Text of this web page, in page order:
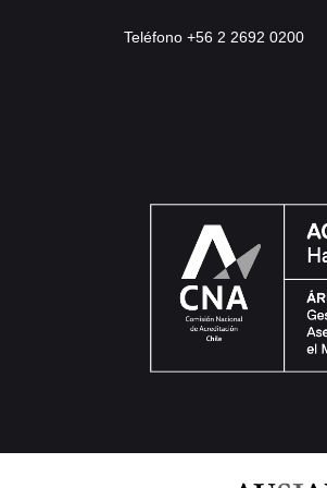
Teléfono +56 2 2692 0200